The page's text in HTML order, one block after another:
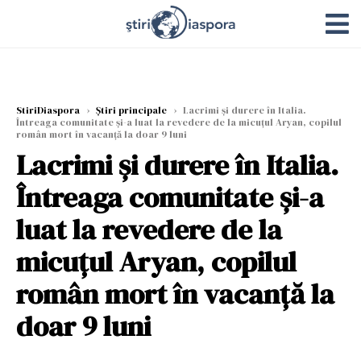
StiriDiaspora › Știri principale › Lacrimi și durere în Italia.
Întreaga comunitate și-a luat la revedere de la micuțul Aryan, copilul
român mort în vacanță la doar 9 luni
Lacrimi și durere în Italia.
Întreaga comunitate și-a
luat la revedere de la
micuțul Aryan, copilul
român mort în vacanță la
doar 9 luni